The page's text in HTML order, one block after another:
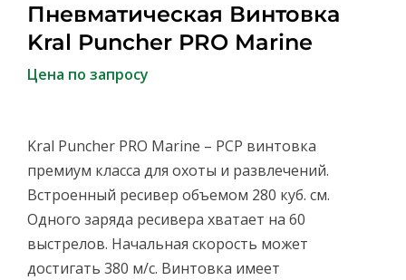
Пневматическая Винтовка
Kral Puncher PRO Marine
Цена по запросу
Kral Puncher PRO Marine – PCP винтовка
премиум класса для охоты и развлечений.
Встроенный ресивер объемом 280 куб. см.
Одного заряда ресивера хватает на 60
выстрелов. Начальная скорость может
достигать 380 м/с. Винтовка имеет